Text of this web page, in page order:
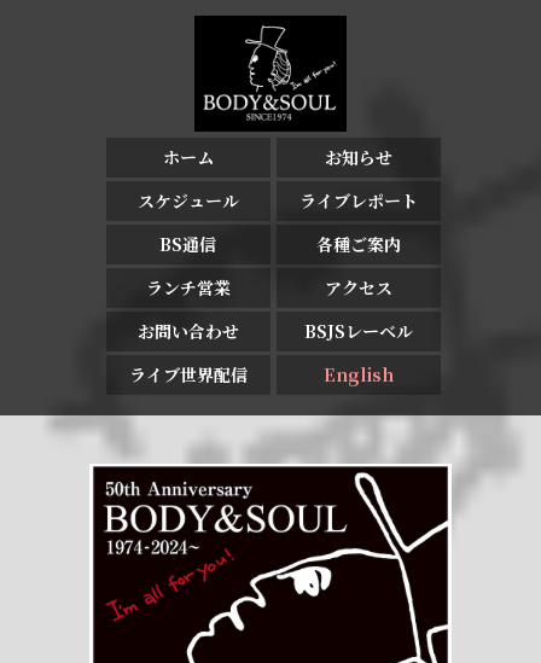
ホーム
お知らせ
スケジュール
ライブレポート
BS通信
各種ご案内
ランチ営業
アクセス
お問い合わせ
BSJSレーベル
ライブ世界配信
English